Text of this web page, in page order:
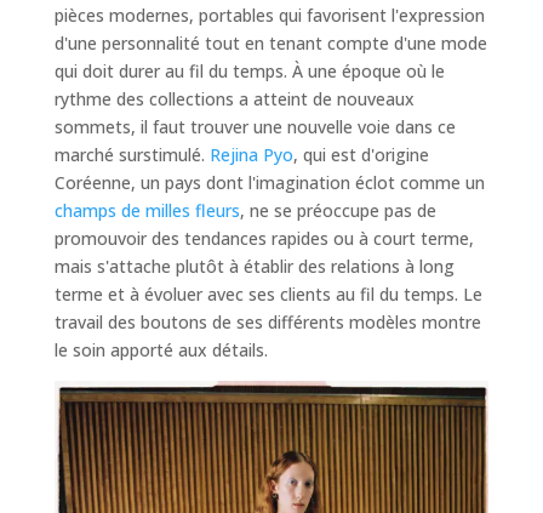
pièces modernes, portables qui favorisent l'expression
d'une personnalité tout en tenant compte d'une mode
qui doit durer au fil du temps. À une époque où le
rythme des collections a atteint de nouveaux
sommets, il faut trouver une nouvelle voie dans ce
marché surstimulé. Rejina Pyo, qui est d'origine
Coréenne, un pays dont l'imagination éclot comme un
champs de milles fleurs, ne se préoccupe pas de
promouvoir des tendances rapides ou à court terme,
mais s'attache plutôt à établir des relations à long
terme et à évoluer avec ses clients au fil du temps. Le
travail des boutons de ses différents modèles montre
le soin apporté aux détails.